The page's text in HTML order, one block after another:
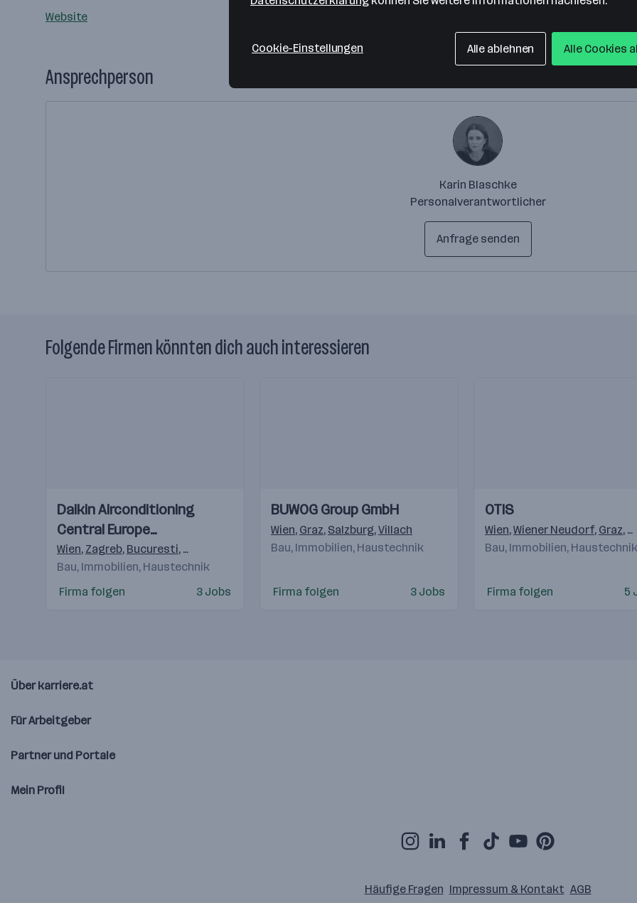
Website
Ansprechperson
Karin Blaschke
Personalverantwortlicher
Anfrage senden
Folgende Firmen könnten dich auch interessieren
Videos
Einblicke
Einblicke
Daikin Airconditioning
Central Europe
HandelsgmbH
Wien, Zagreb, Bucuresti, Budapest Praha 4-Michle,Bratislava,Warschau
Beograd
Bau, Immobilien, Haustechnik
Firma folgen
3 Jobs
Videos
Einblicke
Einblicke
BUWOG Group GmbH
Wien, Graz, Salzburg,Villach
Bau, Immobilien, Haustechnik
Firma folgen 3 Jobs
Videos
Einblicke
Einblicke
OTIS
Wien,Wiener Neudorf, Graz,
Bau, Immobilien, Haustechnik
Firma folgen 5
Über karriere.at
Für Arbeitgeber
Partner und Portale
Mein Profil
Häufige Fragen Impressum & Kontakt AGB
Cookie-Einstellungen Alle ablehnen Alle Cookies